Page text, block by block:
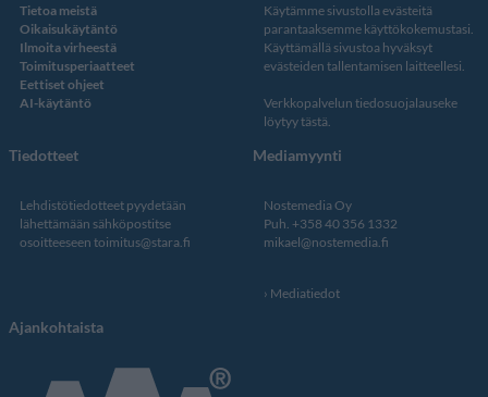
Tietoa meistä
Oikaisukäytäntö
Ilmoita virheestä
Toimitusperiaatteet
Eettiset ohjeet
AI-käytäntö
Käytämme sivustolla evästeitä
parantaaksemme käyttökokemustasi.
Käyttämällä sivustoa hyväksyt
evästeiden tallentamisen laitteellesi.
Verkkopalvelun tiedosuojalauseke
löytyy tästä
Tiedotteet
Lehdistötiedotteet pyydetään
lähettämään sähköpostitse
osoitteeseen toimitus@stara.fi
Mediamyynti
Nostemedia Oy
Puh. +358 40 356 1332
mikael@nostemedia.fi
Mediatiedot
Ajankohtaista